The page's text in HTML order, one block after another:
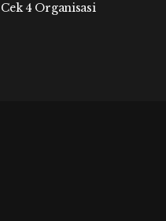
4 Organisasi